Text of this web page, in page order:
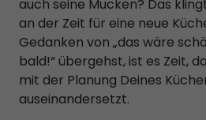
auch seine Mucken? Das
an der Zeit für eine neue
Gedanken von „das wäre
bald!“ übergehst, ist es Zeit,
mit der Planung Deines
auseinandersetzt.
Marketing (2)
Marketing-Cookies werden von
verwendet, um personalisierte
dies, indem sie Besucher über
Cookie-Informationen